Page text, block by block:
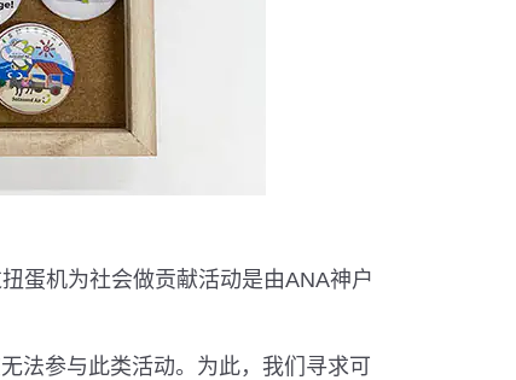
蛋机为社会做贡献活动是由ANA神户
法参与此类活动。为此，我们寻求可